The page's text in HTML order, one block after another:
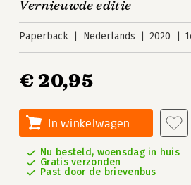
Vernieuwde editie
Paperback Nederlands 2020
€ 20,95
In winkelwagen
Nu besteld, woensdag in huis
Gratis verzonden
Past door de brievenbus